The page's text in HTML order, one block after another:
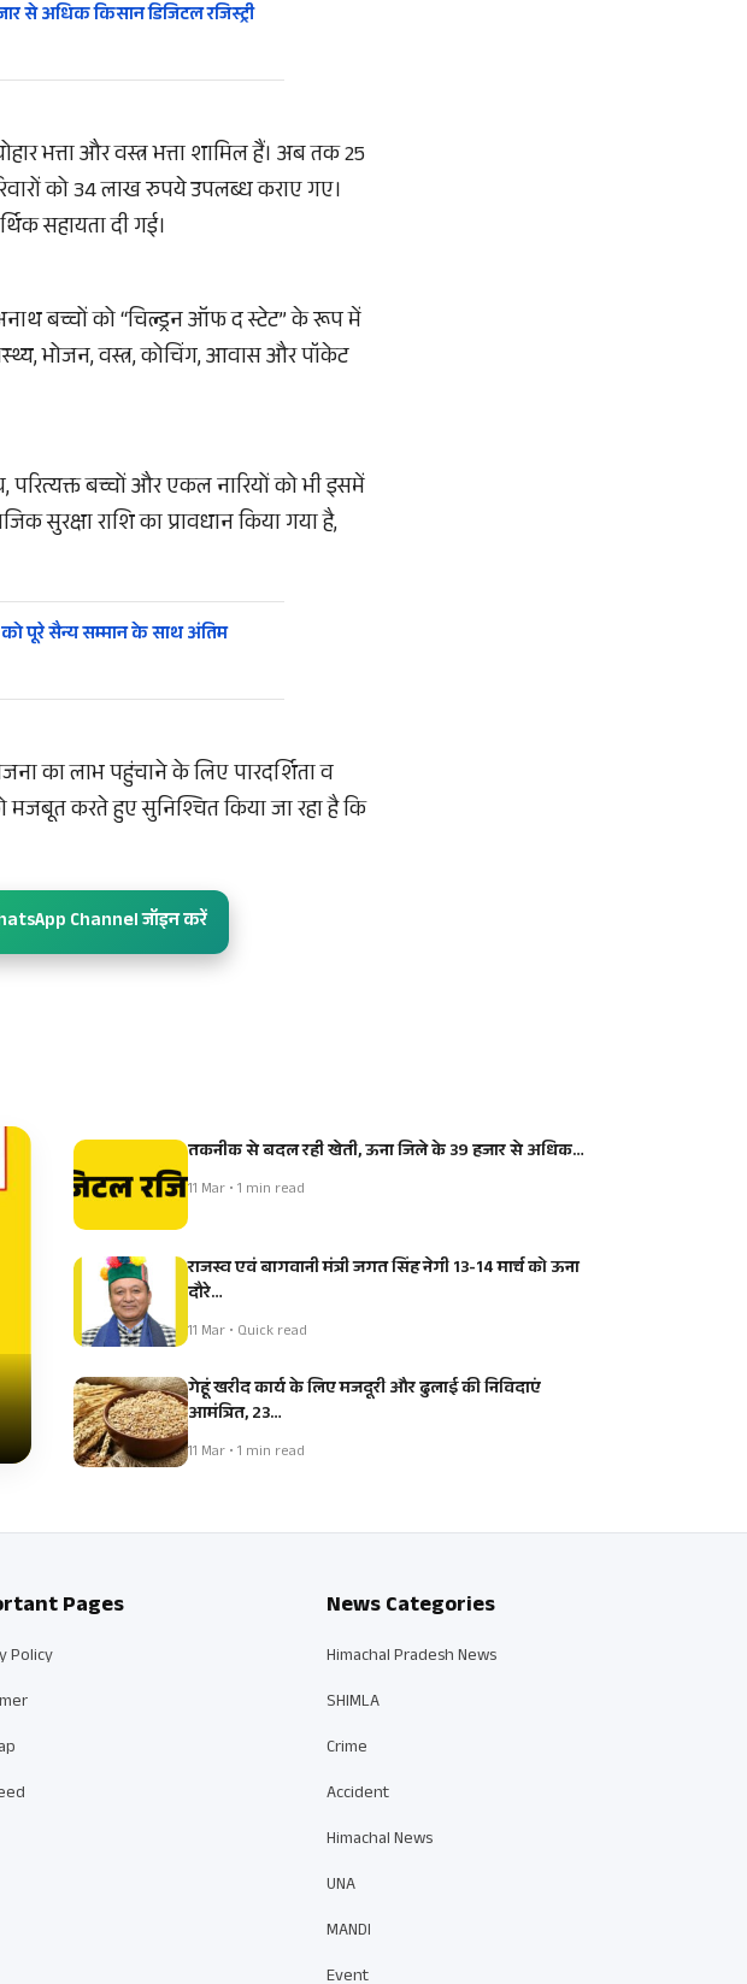
अधिक किसान डिजिटल रजिस्ट्री
भत्ता और वस्त्र भत्ता शामिल हैं। अब तक 25
को 34 लाख रुपये उपलब्ध कराए गए।
सहायता दी गई।
बच्चों को “चिल्ड्रन ऑफ द स्टेट” के रूप में
भोजन, वस्त्र, कोचिंग, आवास और पॉकेट
परित्यक्त बच्चों और एकल नारियों को भी इसमें
सुरक्षा राशि का प्रावधान किया गया है,
पूरे सैन्य सम्मान के साथ अंतिम
का लाभ पहुंचाने के लिए पारदर्शिता व
मजबूत करते हुए सुनिश्चित किया जा रहा है कि
Channel जॉइन करें
तकनीक से बदल रही खेती, ऊना जिले के 39 हजार से अधिक…
11 Mar • 1 min read
राजस्व एवं बागवानी मंत्री जगत सिंह नेगी 13-14 मार्च को ऊना
दौरे…
11 Mar • Quick read
गेहूं खरीद कार्य के लिए मजदूरी और ढुलाई की निविदाएं
आमंत्रित, 23…
11 Mar • 1 min read
Pages
Policy
News Categories
Himachal Pradesh News
SHIMLA
Crime
Accident
Himachal News
UNA
MANDI
Event